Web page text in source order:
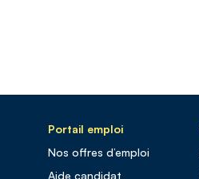
Portail emploi
Nos offres d’emploi
Aide candidat